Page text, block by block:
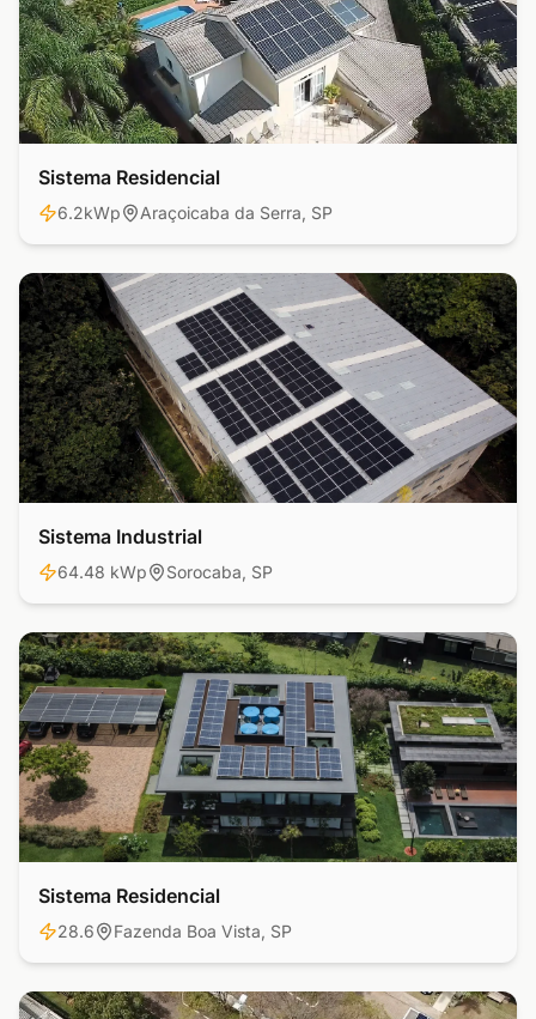
Residencial
Sistema Residencial
6.2kWp Araçoicaba da Serra, SP
Industrial
Sistema Industrial
64.48 kWp Sorocaba, SP
Residencial
Sistema Residencial
28.6 Fazenda Boa Vista, SP